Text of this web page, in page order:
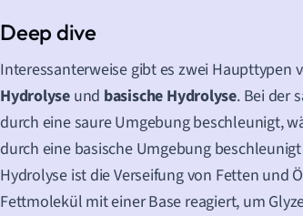
Interessanterweise gibt es zwei Haupttypen
Hydrolyse und basische Hydrolyse. Bei der
durch eine saure Umgebung beschleunigt,
durch eine basische Umgebung
Hydrolyse ist die Verseifung von Fetten und
Fettmolekül mit einer Base reagiert, um